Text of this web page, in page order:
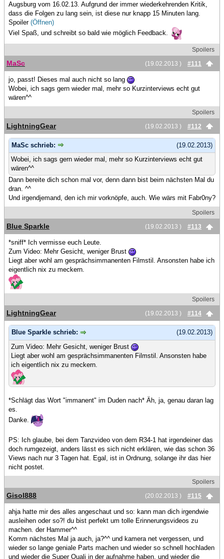
Augsburg vom 16.02.13. Aufgrund der immer wiederkehrenden Kritik,
dass die Folgen zu lang sein, ist diese nur knapp 15 Minuten lang.
Spoiler (Öffnen)
Viel Spaß, und schreibt so bald wie möglich Feedback.
Spoilers
(19.02.2013 )
#111
MaSc
jo, passt! Dieses mal auch nicht so lang
Wobei, ich sags gern wieder mal, mehr so Kurzinterviews echt gut
wären^^
Spoilers
(19.02.2013 )
#112
LightningGear
(19.02.2013)
MaSc schrieb:
Wobei, ich sags gern wieder mal, mehr so Kurzinterviews echt gut
wären^^
Dann bereite dich schon mal vor, denn dann bist beim nächsten Mal du
dran. ^^
Und irgendjemand, den ich mir vorknöpfe, auch. Wie wärs mit Fabr0ny?
Spoilers
(19.02.2013 )
#113
Blue Sparkle
*sniff* Ich vermisse euch Leute.
Zum Video: Mehr Gesicht, weniger Brust
Liegt aber wohl am gesprächsimmanenten Filmstil. Ansonsten habe ich
eigentlich nix zu meckern.
Spoilers
(19.02.2013 )
#114
LightningGear
(19.02.2013)
Blue Sparkle schrieb:
Zum Video: Mehr Gesicht, weniger Brust
Liegt aber wohl am gesprächsimmanenten Filmstil. Ansonsten habe
ich eigentlich nix zu meckern.
*Schlägt das Wort "immanent" im Duden nach* Äh, ja, genau daran lag
es.
Danke.
PS: Ich glaube, bei dem Tanzvideo von dem R34-1 hat irgendeiner das
doch rumgezeigt, anders lässt es sich nicht erklären, wie das schon 36
Views nach nur 3 Tagen hat. Egal, ist in Ordnung, solange ihr das hier
nicht postet.
Spoilers
(20.02.2013 )
#115
Gisol888
ahja hatte mir des alles angeschaut und so: kann man dich irgendwie
ausleihen oder so?! du bist perfekt um tolle Erinnerungsvideos zu
machen. der Hammer^^
Komm nächstes Mal ja auch, ja?^^ und kamera net vergessen, und
wieder so lange geniale Parts machen und wieder so schnell hochladen
und wieder die Super Quali in der aufnahme haben, und wieder die